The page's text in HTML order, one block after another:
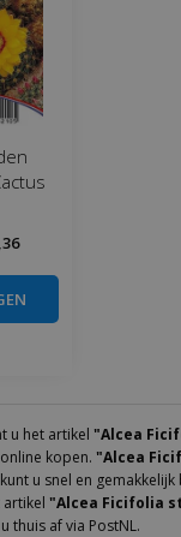
,36
u het artikel "Alcea
online kopen. "Alcea
kunt u snel en
"Alcea Ficifolia
thuis af via PostNL.